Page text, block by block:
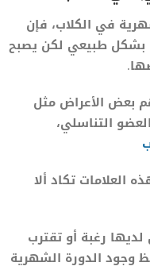
في الكلاب، فإن
بشكل طبيعي لكن يصبح
بعض الأعراض مثل
التناسلي،
تكاد ألا
لديها رغبة أو تقترب
وجود الدورة الشهرية